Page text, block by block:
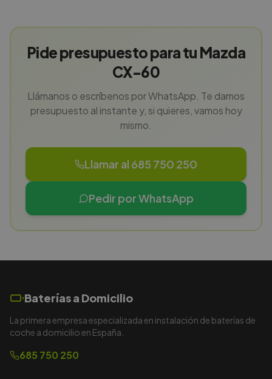
Pide presupuesto para tu Mazda
CX-60
Llámanos o escríbenos por WhatsApp. Te damos
presupuesto al instante y, si quieres, vamos hoy
mismo.
Llamar al 685 750 250
Pedir por WhatsApp
Baterías a Domicilio
La primera empresa especializada en instalación de baterías de
coche a domicilio en España.
685 750 250